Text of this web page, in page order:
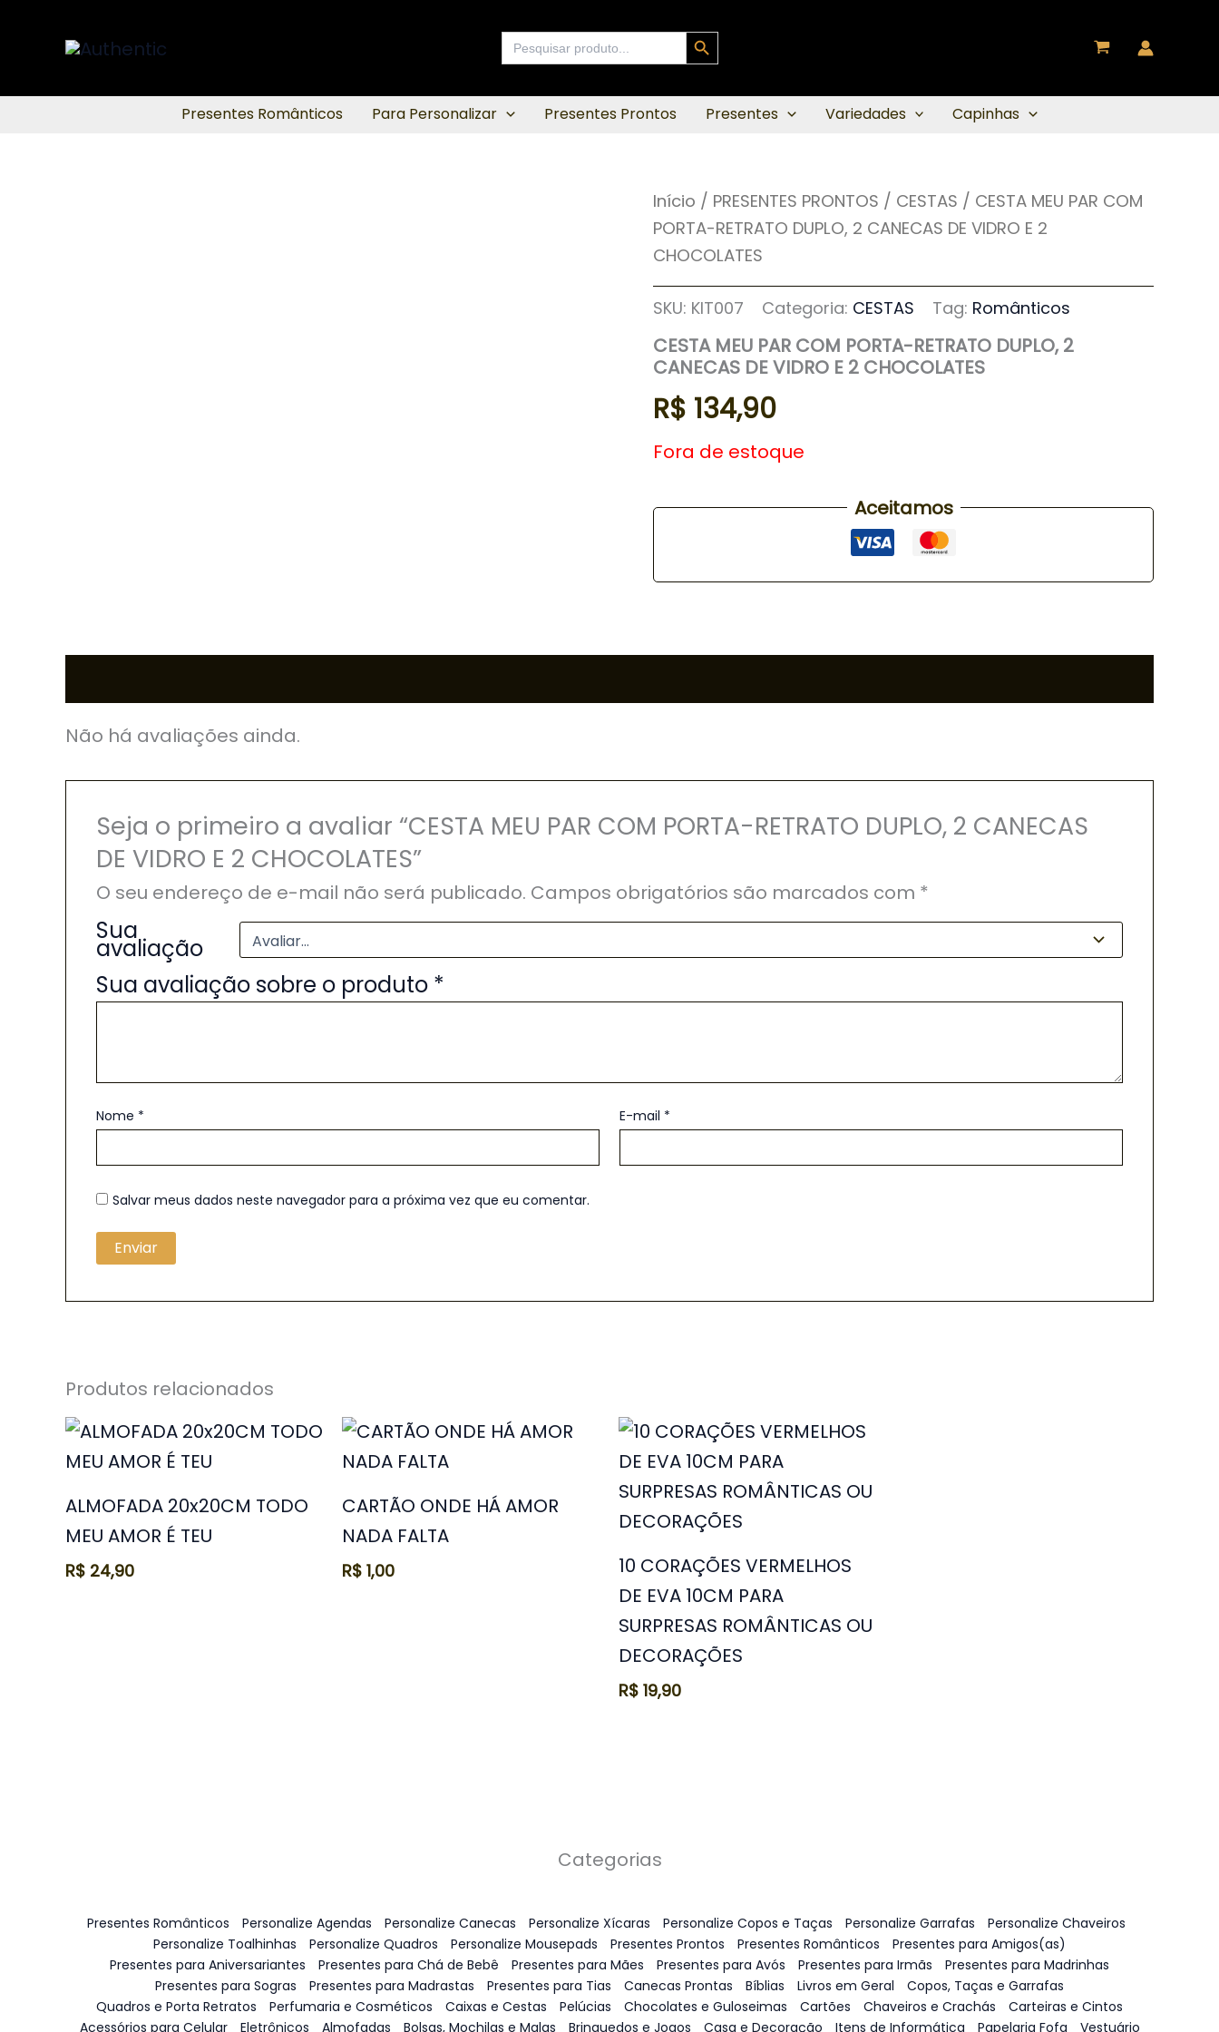
conteúdo
Search
for:
Search Button
Presentes Românticos Para Personalizar Presentes Prontos Presentes Variedades Capinhas
Início / PRESENTES PRONTOS / CESTAS / CESTA MEU PAR COM
PORTA-RETRATO DUPLO, 2 CANECAS DE VIDRO E 2
CHOCOLATES
SKU: KIT007 Categoria: CESTAS Tag: Românticos
CESTA MEU PAR COM PORTA-RETRATO DUPLO, 2
CANECAS DE VIDRO E 2 CHOCOLATES
R$ 134,90
Fora de estoque
Aceitamos
Não há avaliações ainda.
Seja o primeiro a avaliar “CESTA MEU PAR COM PORTA-RETRATO DUPLO, 2 CANECAS
DE VIDRO E 2 CHOCOLATES”
O seu endereço de e-mail não será publicado. Campos obrigatórios são marcados com *
Sua
avaliação
Sua avaliação sobre o produto *
Nome * E-mail *
Salvar meus dados neste navegador para a próxima vez que eu comentar.
Produtos relacionados
ALMOFADA 20x20CM TODO
MEU AMOR É TEU
R$ 24,90
CARTÃO ONDE HÁ AMOR
NADA FALTA
R$ 1,00
10 CORAÇÕES VERMELHOS
DE EVA 10CM PARA
SURPRESAS ROMÂNTICAS OU
DECORAÇÕES
R$ 19,90
Categorias
Presentes Românticos Personalize Agendas Personalize Canecas Personalize Xícaras Personalize Copos e Taças Personalize Garrafas
Personalize Chaveiros
Personalize Toalhinhas
Personalize Quadros Personalize Mousepads Presentes Prontos Presentes Românticos
Presentes para Amigos(as)
Presentes para Aniversariantes
Presentes para Chá de Bebê Presentes para Mães Presentes para Avós Presentes para Irmãs
Presentes para Madrinhas
Presentes para Sogras
Presentes para Madrastas Presentes para Tias Canecas Prontas Bíblias Livros em Geral
Copos, Taças e Garrafas
Quadros e Porta Retratos
Perfumaria e Cosméticos Caixas e Cestas Pelúcias Chocolates e Guloseimas Cartões Chaveiros e Crachás
Carteiras e Cintos
Acessórios para Celular
Eletrônicos Almofadas Bolsas, Mochilas e Malas Brinquedos e Jogos Casa e Decoração Itens de Informática Papelaria Fofa Vestuário